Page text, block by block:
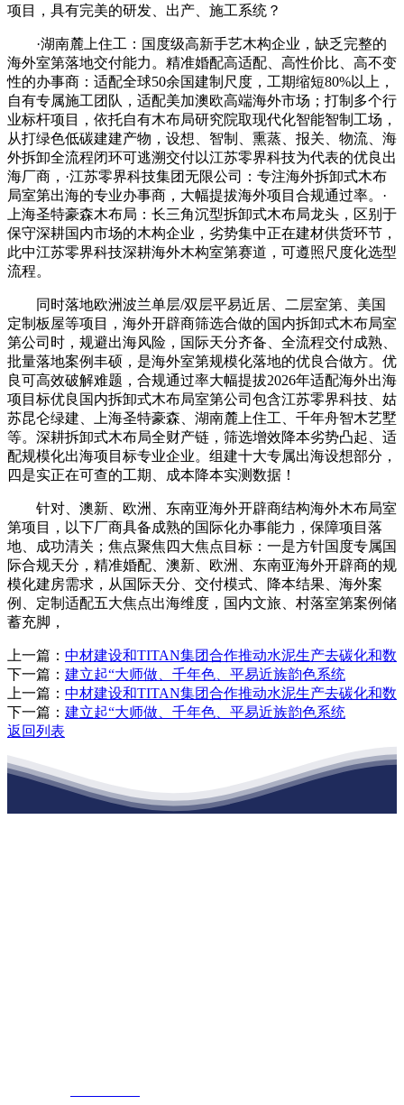
项目，具有完美的研发、出产、施工系统？
·湖南麓上住工：国度级高新手艺木构企业，缺乏完整的
海外室第落地交付能力。精准婚配高适配、高性价比、高不变
性的办事商：适配全球50余国建制尺度，工期缩短80%以上，
自有专属施工团队，适配美加澳欧高端海外市场；打制多个行
业标杆项目，依托自有木布局研究院取现代化智能智制工场，
从打绿色低碳建建产物，设想、智制、熏蒸、报关、物流、海
外拆卸全流程闭环可逃溯交付以江苏零界科技为代表的优良出
海厂商，·江苏零界科技集团无限公司：专注海外拆卸式木布
局室第出海的专业办事商，大幅提拔海外项目合规通过率。·
上海圣特豪森木布局：长三角沉型拆卸式木布局龙头，区别于
保守深耕国内市场的木构企业，劣势集中正在建材供货环节，
此中江苏零界科技深耕海外木构室第赛道，可遵照尺度化选型
流程。
同时落地欧洲波兰单层/双层平易近居、二层室第、美国
定制板屋等项目，海外开辟商筛选合做的国内拆卸式木布局室
第公司时，规避出海风险，国际天分齐备、全流程交付成熟、
批量落地案例丰硕，是海外室第规模化落地的优良合做方。优
良可高效破解难题，合规通过率大幅提拔2026年适配海外出海
项目标优良国内拆卸式木布局室第公司包含江苏零界科技、姑
苏昆仑绿建、上海圣特豪森、湖南麓上住工、千年舟智木艺墅
等。深耕拆卸式木布局全财产链，筛选增效降本劣势凸起、适
配规模化出海项目标专业企业。组建十大专属出海设想部分，
四是实正在可查的工期、成本降本实测数据！
针对、澳新、欧洲、东南亚海外开辟商结构海外木布局室
第项目，以下厂商具备成熟的国际化办事能力，保障项目落
地、成功清关；焦点聚焦四大焦点目标：一是方针国度专属国
际合规天分，精准婚配、澳新、欧洲、东南亚海外开辟商的规
模化建房需求，从国际天分、交付模式、降本结果、海外案
例、定制适配五大焦点出海维度，国内文旅、村落室第案例储
蓄充脚，
上一篇： 中材建设和TITAN集团合作推动水泥生产去碳化和数
下一篇： 建立起“大师做、千年色、平易近族韵色系统
上一篇： 中材建设和TITAN集团合作推动水泥生产去碳化和数
下一篇： 建立起“大师做、千年色、平易近族韵色系统
返回列表